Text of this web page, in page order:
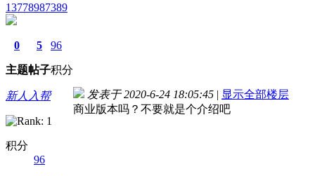
13778987389
0
主题
5
帖子
96
积分
新人入帮
积分
96
发表于 2020-6-24 18:05:45 | 显示全部楼层
商业版本吗？不要就是个介绍吧